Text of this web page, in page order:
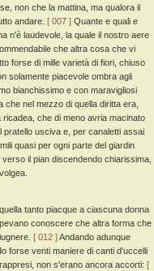
non che la mattina, ma qualora il
andare. [ 007 ] Quante e quali e
n'è laudevole, la quale il nostro aere
che altra cosa che vi
forse di mille varietà di fiori, chiuso
solamente piacevole ombra agli
bianchissimo e con maravigliosi
nel mezzo di quella diritta era,
che di meno avria macinato
pratello usciva e, per canaletti assai
quasi per ogni parte del giardin
il pian discendendo chiarissima,
tanto piacque a ciascuna donna
conoscere che altra forma che
[ 012 ]Andando adunque
forse venti maniere di canti d'uccelli
non s'erano ancora accorti: [